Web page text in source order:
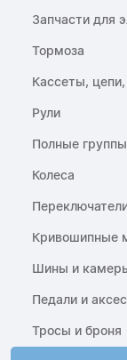
Запчасти для
Тормоза
Кассеты,
Рули
Полные
Колеса
Кривошипные
Шины и
Педали и
Тросы и броня